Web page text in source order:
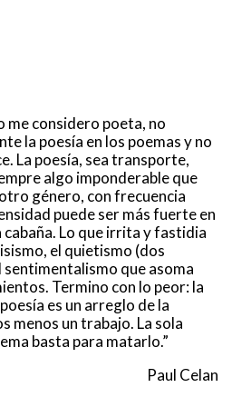
me considero poeta, no
la poesía en los poemas y no
La poesía, sea transporte,
algo imponderable que
género, con frecuencia
puede ser más fuerte en
Lo que irrita y fastidia
el quietismo (dos
sentimentalismo que asoma
Termino con lo peor: la
es un arreglo de la
menos un trabajo. La sola
basta para matarlo.”
Paul Celan